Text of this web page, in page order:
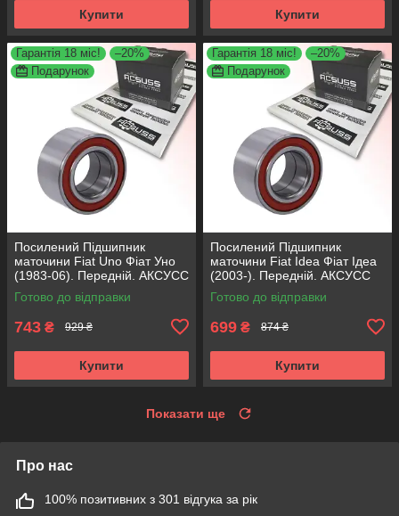
Купити Купити
Гарантія 18 міс!
–20%
Подарунок
Посилений Підшипник
маточини Fiat Uno Фіат Уно
(1983-06). Передній. АКСУСС
Корея! VKBA1410 , R182.60 ,
713696100
Готово до відправки
743 ₴ 929 ₴
Купити
Гарантія 18 міс!
–20%
Подарунок
Посилений Підшипник
маточини Fiat Idea Фіат Ідеа
(2003-). Передній. АКСУСС
Корея! VKBA3538 , R158.44 ,
713690750
Готово до відправки
699 ₴ 874 ₴
Купити
Показати ще
Про нас
100% позитивних з 301 відгука за рік